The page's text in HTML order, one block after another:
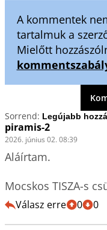
A kommentek
tartalmuk a
Mielőtt
Sorrend:
piramis-2
2026. június 02. 08:39
Aláírtam.
Mocskos TISZA-s
Válasz erre 0 0